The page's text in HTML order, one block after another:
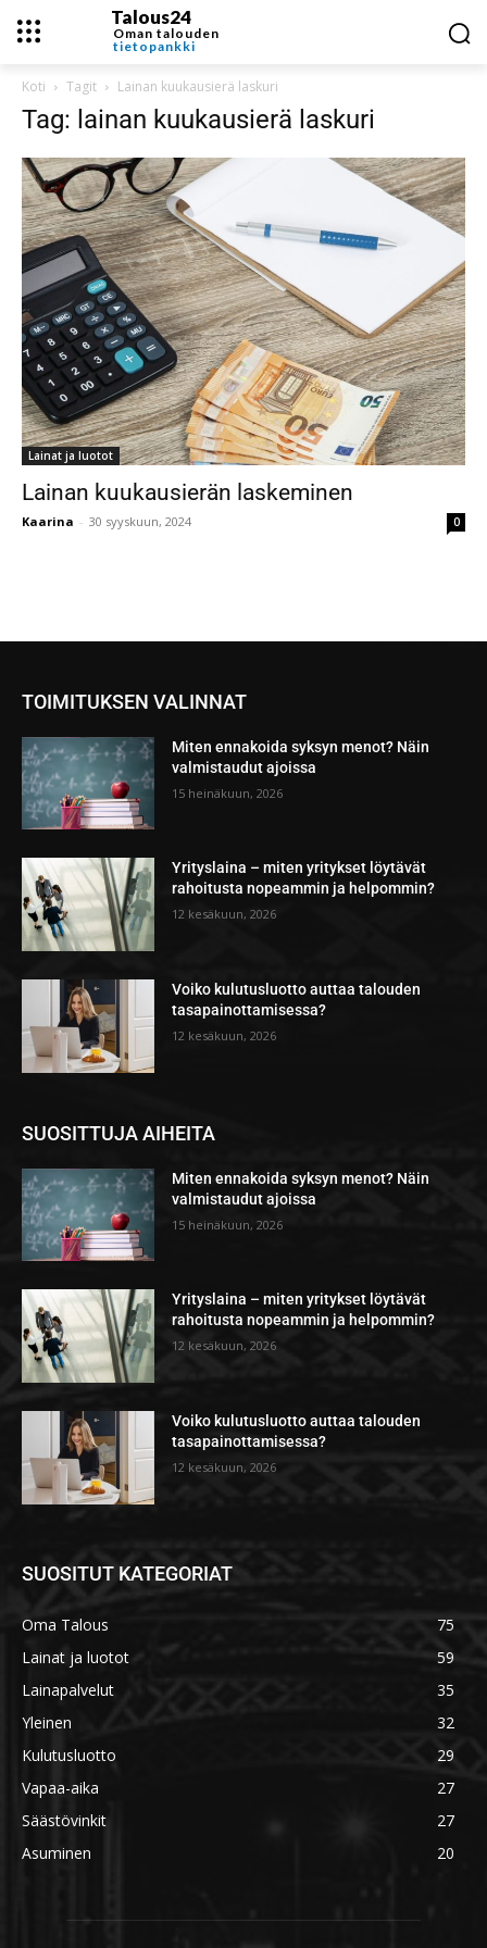
Talous24
Oman talouden
tietopankki
Koti Tagit Lainan kuukausierä laskuri
Tag: lainan kuukausierä laskuri
Lainat ja luotot
Lainan kuukausierän laskeminen
Kaarina - 30 syyskuun, 2024 0
TOIMITUKSEN VALINNAT
Miten ennakoida syksyn menot? Näin
valmistaudut ajoissa
15 heinäkuun, 2026
Yrityslaina – miten yritykset löytävät
rahoitusta nopeammin ja helpommin?
12 kesäkuun, 2026
Voiko kulutusluotto auttaa talouden
tasapainottamisessa?
12 kesäkuun, 2026
SUOSITTUJA AIHEITA
Miten ennakoida syksyn menot? Näin
valmistaudut ajoissa
15 heinäkuun, 2026
Yrityslaina – miten yritykset löytävät
rahoitusta nopeammin ja helpommin?
12 kesäkuun, 2026
Voiko kulutusluotto auttaa talouden
tasapainottamisessa?
12 kesäkuun, 2026
SUOSITUT KATEGORIAT
Oma Talous
75
Lainat ja luotot
59
Lainapalvelut
35
Yleinen
32
Kulutusluotto
29
Vapaa-aika
27
Säästövinkit
27
Asuminen
20